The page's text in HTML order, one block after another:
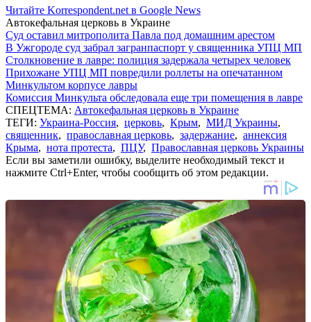
Читайте Korrespondent.net в Google News
Автокефальная церковь в Украине
Суд оставил митрополита Павла под домашним арестом
В Ужгороде суд забрал загранпаспорт у священника УПЦ МП
Столкновение в лавре: полиция задержала четырех человек
Прихожане УПЦ МП повредили роллеты на опечатанном
Минкультом корпусе лавры
Комиссия Минкульта обследовала еще три помещения в лавре
СПЕЦТЕМА: Автокефальная церковь в Украине
ТЕГИ: Украина-Россия, церковь, Крым, МИД Украины,
священник, православная церковь, задержание, аннексия
Крыма, нота протеста, ПЦУ, Православная церковь Украины
Если вы заметили ошибку, выделите необходимый текст и
нажмите Ctrl+Enter, чтобы сообщить об этом редакции.